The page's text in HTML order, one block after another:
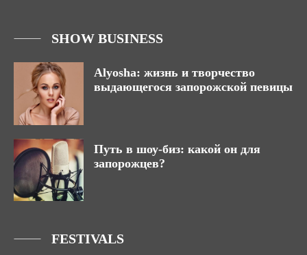
SHOW BUSINESS
Alyosha: жизнь и творчество
выдающегося запорожской певицы
Путь в шоу-биз: какой он для
запорожцев?
FESTIVALS